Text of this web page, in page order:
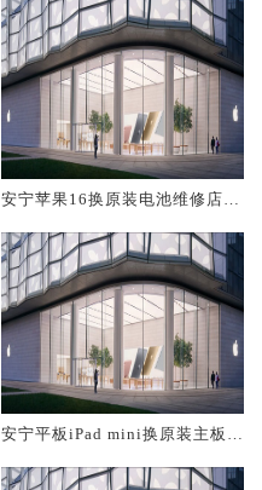
安宁苹果16换原装电池维修店大
安宁平板iPad mini换原装主板维